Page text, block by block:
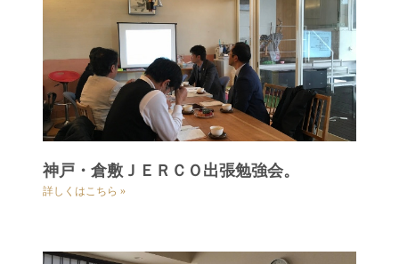
神戸・倉敷ＪＥＲＣＯ出張勉強会。
詳しくはこちら »